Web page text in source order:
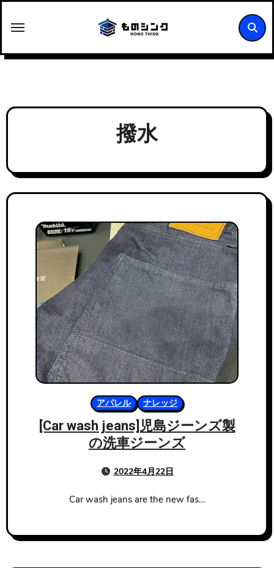
ス
プ
撥水
アパレル ナレッジ
[Car wash jeans]児島ジーンズ製
の洗車ジーンズ
2022年4月22日
Car wash jeans are the new fas…